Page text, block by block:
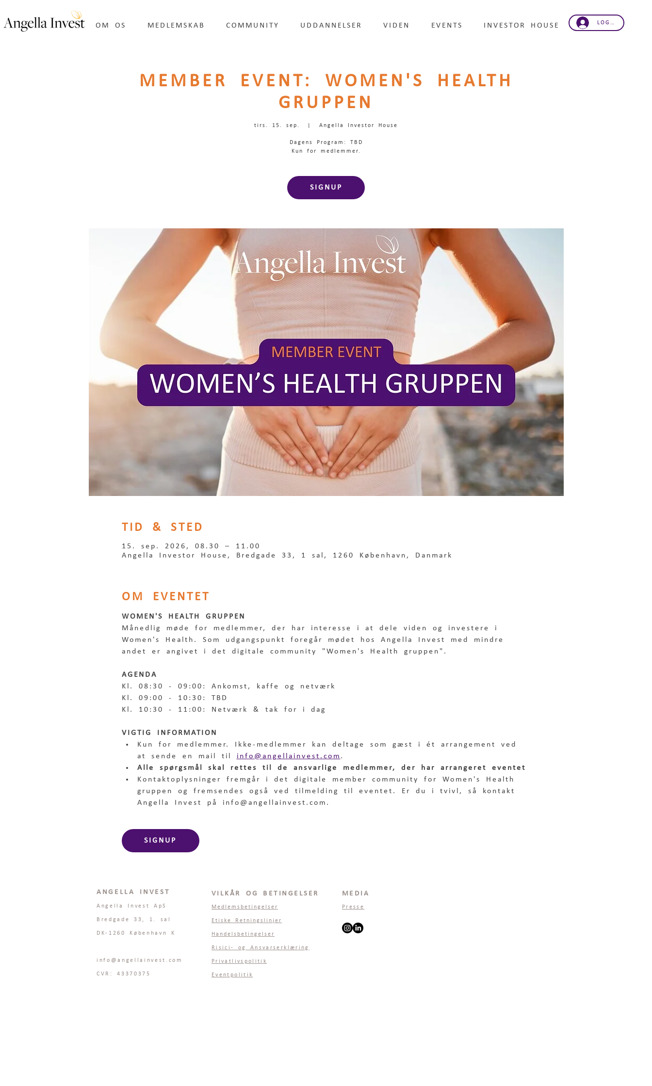
LOG IND
OM OS MEDLEMSKAB COMMUNITY UDDANNELSER VIDEN EVENTS INVESTOR HOUSE
MEMBER EVENT: WOMEN'S HEALTH
GRUPPEN
tirs. 15. sep. Angella Investor House
Dagens Program: TBD
Kun for medlemmer.
SIGNUP
TID & STED
15. sep. 2026, 08.30 – 11.00
Angella Investor House, Bredgade 33, 1 sal, 1260 København, Danmark
OM EVENTET
WOMEN'S HEALTH GRUPPEN
Månedlig møde for medlemmer, der har interesse i at dele viden og investere i
Women's Health. Som udgangspunkt foregår mødet hos Angella Invest med mindre
andet er angivet i det digitale community "Women's Health gruppen".
AGENDA
Kl. 08:30 - 09:00: Ankomst, kaffe og netværk
Kl. 09:00 - 10:30: TBD
Kl. 10:30 - 11:00: Netværk & tak for i dag
VIGTIG INFORMATION
Kun for medlemmer. Ikke-medlemmer kan deltage som gæst i ét arrangement ved
at sende en mail til info@angellainvest.com .
Alle spørgsmål skal rettes til de ansvarlige medlemmer, der har arrangeret eventet
Kontaktoplysninger fremgår i det digitale member community for Women's Health
gruppen og fremsendes også ved tilmelding til eventet. Er du i tvivl, så kontakt
Angella Invest på info@angellainvest.com.
SIGNUP
ANGELLA INVEST
Angella Invest ApS
Bredgade 33, 1. sal
DK-1260 København K
info@angellainvest.com
CVR: 43370375
VILKÅR OG BETINGELSER
Medlemsbetingelser
Etiske Retningslinjer
Handelsbetingelser
Risici- og Ansvarserklæring
Privatlivspolitik
Eventpolitik
MEDIA
Presse